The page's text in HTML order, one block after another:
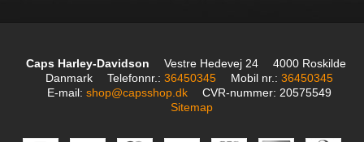
Caps Harley-Davidson Vestre Hedevej 24
4000 Roskilde
Danmark
Telefonnr.: 36450345 Mobil nr.: 36450345
E-mail: shop@capsshop.dk CVR-nummer: 20575549
Sitemap